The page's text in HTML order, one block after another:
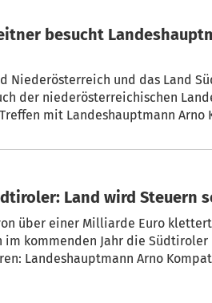
besucht
Niederösterreich und das Land
der niederösterreichischen
mit Landeshauptmann Arno
Land wird Steuern
Jahr die Südtiroler mit